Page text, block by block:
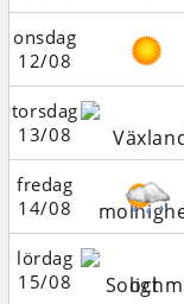
onsdag
12/08
torsdag
13/08
fredag
14/08
lördag
15/08